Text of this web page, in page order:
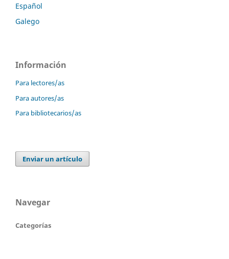
Español
Galego
Información
Para lectores/as
Para autores/as
Para bibliotecarios/as
Enviar un artículo
Navegar
Categorías